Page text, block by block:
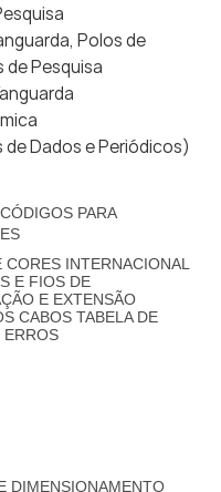
Polos de
de Pesquisa
de Dados e Periódicos)
PARA
INTERNACIONAL
E FIOS DE
E EXTENSÃO
CABOS TABELA DE
ERROS
DIMENSIONAMENTO